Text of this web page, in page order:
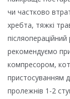
чи частково
хребта, тяжкі
рекомендуємо
компресором,
пристосуванням
пролежнів 1-2